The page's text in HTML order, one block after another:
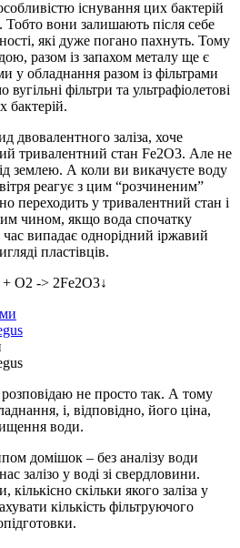
існування цих бактерій
Тобто вони залишають після себе
які дуже погано пахнуть. Тому
разом із запахом металу ще є
у обладнання разом із фільтрами
вугільні фільтри та ультрафіолетові
бактерій.
двовалентного заліза, хоче
тривалентний стан Fe2O3. Але не
землею. А коли ви викачуєте воду
реагує з цим “розчиненим”
переходить у тривалентний стан і
чином, якщо вода спочатку
випадає однорідний іржавий
пластівців.
O2 -> 2Fe2O3↓
не просто так. А тому
і, відповідно, його ціна,
води.
домішок – без аналізу води
залізо у воді зі свердловини.
скільки якого заліза у
кількість фільтруючого